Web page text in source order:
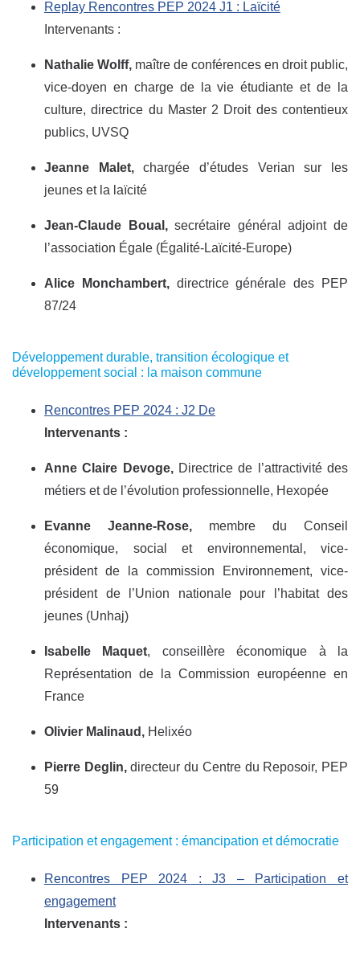
Replay Rencontres PEP 2024 J1 : Laïcité
Intervenants :
Nathalie Wolff, maître de conférences en droit public,
vice-doyen en charge de la vie étudiante et de la
culture, directrice du Master 2 Droit des contentieux
publics, UVSQ
Jeanne Malet,chargée d’études Verian sur les
jeunes et la laïcité
Jean-Claude Boual,secrétaire général adjoint de
l’association Égale (Égalité-Laïcité-Europe)
Alice Monchambert, directrice générale des PEP
87/24
Développement durable, transition écologique et
développement social : la maison commune
Rencontres PEP 2024 : J2 De
Intervenants :
Anne Claire Devoge,Directrice de l’attractivité des
métiers et de l’évolution professionnelle, Hexopée
Evanne Jeanne-Rose, membre du Conseil
économique, social et environnemental, vice-
président de la commission Environnement, vice-
président de l’Union nationale pour l’habitat des
jeunes (Unhaj)
Isabelle Maquet, conseillère économique à la
Représentation de la Commission européenne en
France
Olivier Malinaud, Helixéo
Pierre Deglin,directeur du Centre du Reposoir, PEP
59
Participation et engagement : émancipation et démocratie
Rencontres PEP 2024 : J3 – Participation et
engagement
Intervenants :